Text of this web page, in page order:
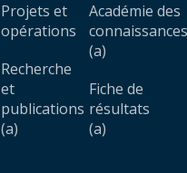
Projets et
opérations
Recherche
et
publications
(a)
Académie des
connaissances
(a)
Fiche de
résultats
(a)